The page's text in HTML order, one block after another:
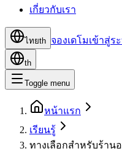
เกี่ยวกับเรา
ไทยth จองเดโมเข้าสู่ร
th
Toggle menu
หน้าแรก
เรียนรู้
ทางเลือกสำหรับร้าน